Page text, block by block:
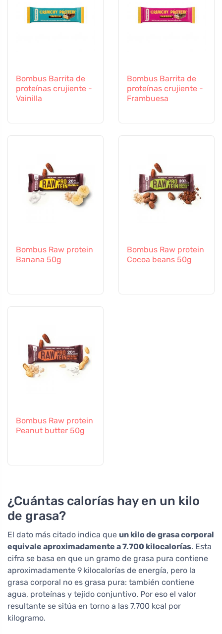
Bombus Barrita de
proteínas crujiente -
Vainilla
Bombus Barrita de
proteínas crujiente -
Frambuesa
Bombus Raw protein
Banana 50g
Bombus Raw protein
Cocoa beans 50g
Bombus Raw protein
Peanut butter 50g
¿Cuántas calorías hay en un kilo
de grasa?
El dato más citado indica que un kilo de grasa corporal
equivale aproximadamente a 7.700 kilocalorías. Esta
cifra se basa en que un gramo de grasa pura contiene
aproximadamente 9 kilocalorías de energía, pero la
grasa corporal no es grasa pura: también contiene
agua, proteínas y tejido conjuntivo. Por eso el valor
resultante se sitúa en torno a las 7.700 kcal por
kilogramo.